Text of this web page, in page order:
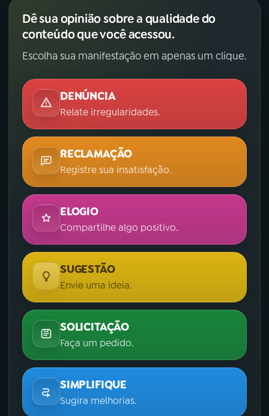
Dê sua opinião sobre a qualidade do
conteúdo que você acessou.
Escolha sua manifestação em apenas um clique.
DENÚNCIA
Relate irregularidades.
RECLAMAÇÃO
Registre sua insatisfação.
ELOGIO
Compartilhe algo positivo.
SUGESTÃO
Envie uma ideia.
SOLICITAÇÃO
Faça um pedido.
SIMPLIFIQUE
Sugira melhorias.